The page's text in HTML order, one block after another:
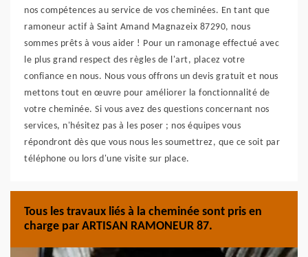
nos compétences au service de vos cheminées. En tant que
ramoneur actif à Saint Amand Magnazeix 87290, nous
sommes prêts à vous aider ! Pour un ramonage effectué avec
le plus grand respect des règles de l'art, placez votre
confiance en nous. Nous vous offrons un devis gratuit et nous
mettons tout en œuvre pour améliorer la fonctionnalité de
votre cheminée. Si vous avez des questions concernant nos
services, n'hésitez pas à les poser ; nos équipes vous
répondront dès que vous nous les soumettrez, que ce soit par
téléphone ou lors d'une visite sur place.
Tous les travaux liés à la cheminée sont pris en
charge par ARTISAN RAMONEUR 87.